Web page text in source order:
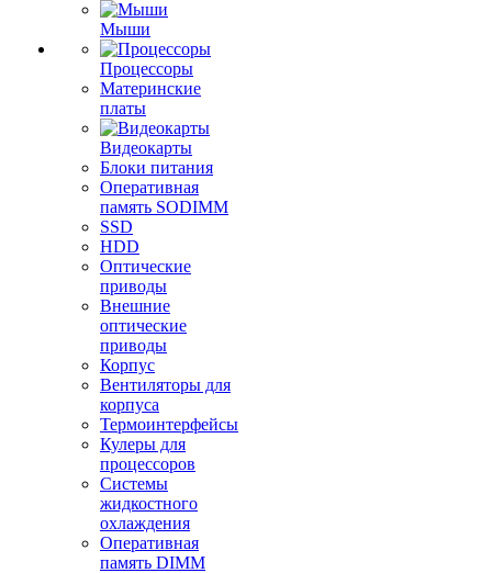
Мыши
Процессоры
Материнские
платы
Видеокарты
Блоки питания
Оперативная
память SODIMM
SSD
HDD
Оптические
приводы
Внешние
оптические
приводы
Корпус
Вентиляторы для
корпуса
Термоинтерфейсы
Кулеры для
процессоров
Системы
жидкостного
охлаждения
Оперативная
память DIMM